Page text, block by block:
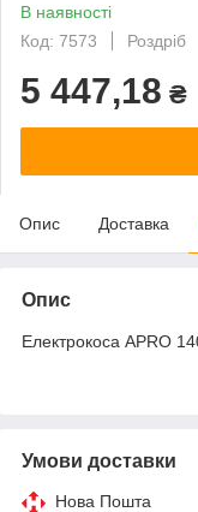
В наявності
Код: 7573
Роздріб
5 447,18 ₴
Опис Доставка
Опис
Електрокоса APRO
Умови доставки
Нова Пошта